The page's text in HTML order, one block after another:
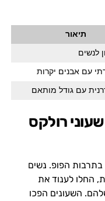
תיאור
לנשים
עם אבנים יקרות
עם גודל מותאם
רולקס
הפופ. נשים
החלו לענוד את
השעונים הפכו